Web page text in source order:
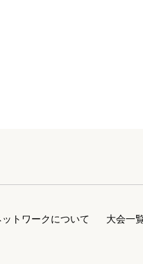
トワークについて 大会一